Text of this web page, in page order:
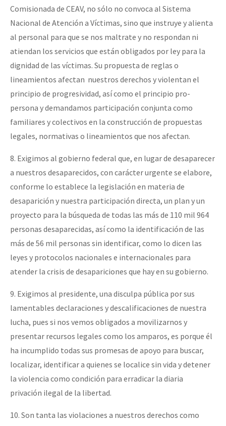
Comisionada de CEAV, no sólo no convoca al Sistema
Nacional de Atención a Víctimas, sino que instruye y alienta
al personal para que se nos maltrate y no respondan ni
atiendan los servicios que están obligados por ley para la
dignidad de las víctimas. Su propuesta de reglas o
lineamientos afectan nuestros derechos y violentan el
principio de progresividad, así como el principio pro-
persona y demandamos participación conjunta como
familiares y colectivos en la construcción de propuestas
legales, normativas o lineamientos que nos afectan.
8. Exigimos al gobierno federal que, en lugar de desaparecer
a nuestros desaparecidos, con carácter urgente se elabore,
conforme lo establece la legislación en materia de
desaparición y nuestra participación directa, un plan y un
proyecto para la búsqueda de todas las más de 110 mil 964
personas desaparecidas, así como la identificación de las
más de 56 mil personas sin identificar, como lo dicen las
leyes y protocolos nacionales e internacionales para
atender la crisis de desapariciones que hay en su gobierno.
9. Exigimos al presidente, una disculpa pública por sus
lamentables declaraciones y descalificaciones de nuestra
lucha, pues si nos vemos obligados a movilizarnos y
presentar recursos legales como los amparos, es porque él
ha incumplido todas sus promesas de apoyo para buscar,
localizar, identificar a quienes se localice sin vida y detener
la violencia como condición para erradicar la diaria
privación ilegal de la libertad.
10. Son tanta las violaciones a nuestros derechos como